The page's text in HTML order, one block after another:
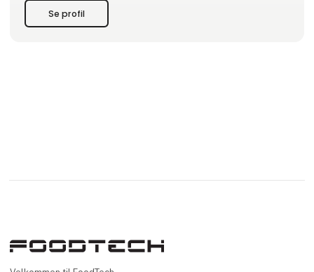
fødevareproduktion, kunstig intelligens og automatisering.
Se profil